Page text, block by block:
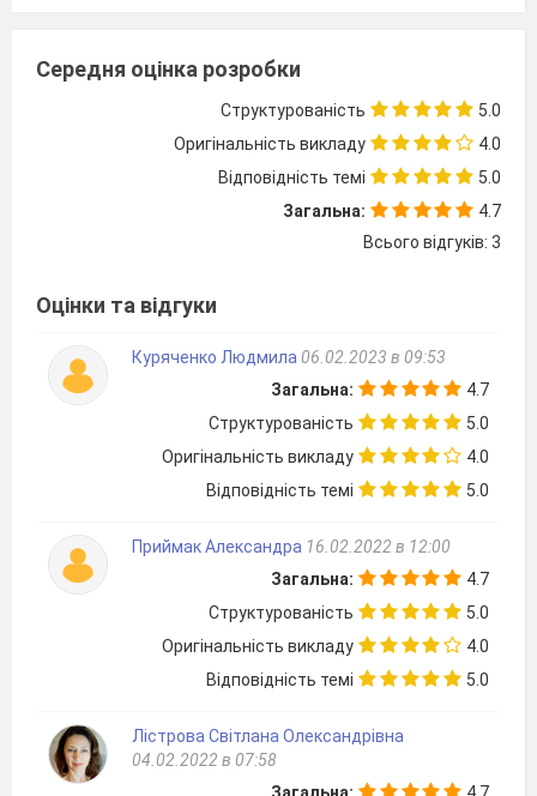
Середня оцінка розробки
Структурованість
5.0
Оригінальність викладу
4.0
Відповідність темі
5.0
Загальна:
4.7
Всього відгуків: 3
Оцінки та відгуки
Куряченко Людмила 06.02.2023 в 09:53
Загальна:
4.7
Структурованість
5.0
Оригінальність викладу
4.0
Відповідність темі
5.0
Приймак Александра 16.02.2022 в 12:00
Загальна:
4.7
Структурованість
5.0
Оригінальність викладу
4.0
Відповідність темі
5.0
Лістрова Світлана Олександрівна
04.02.2022 в 07:58
Загальна:
4.7